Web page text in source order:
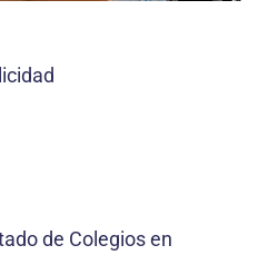
de Colegios en